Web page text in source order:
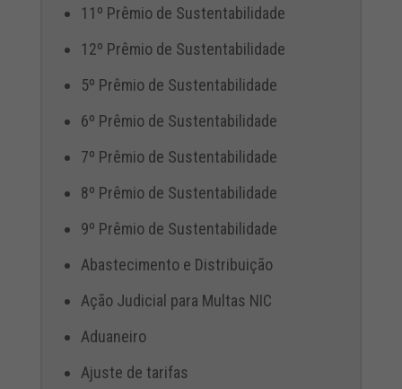
11º Prêmio de Sustentabilidade
12º Prêmio de Sustentabilidade
5º Prêmio de Sustentabilidade
6º Prêmio de Sustentabilidade
7º Prêmio de Sustentabilidade
8º Prêmio de Sustentabilidade
9º Prêmio de Sustentabilidade
Abastecimento e Distribuição
Ação Judicial para Multas NIC
Aduaneiro
Ajuste de tarifas